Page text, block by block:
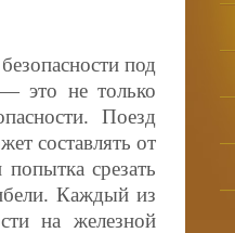
под
это не только
Поезд
составлять от
срезать
Каждый из
на железной